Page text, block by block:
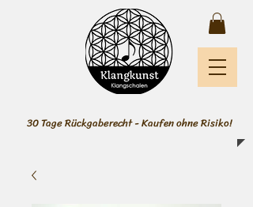
30 Tage Rückgaberecht - Kaufen ohne Risiko!